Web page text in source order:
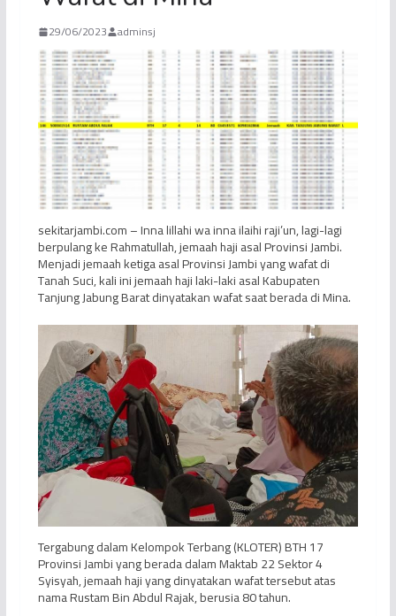
29/06/2023 adminsj
sekitarjambi.com – Inna lillahi wa inna ilaihi raji’un, lagi-lagi
berpulang ke Rahmatullah, jemaah haji asal Provinsi Jambi.
Menjadi jemaah ketiga asal Provinsi Jambi yang wafat di
Tanah Suci, kali ini jemaah haji laki-laki asal Kabupaten
Tanjung Jabung Barat dinyatakan wafat saat berada di Mina.
Tergabung dalam Kelompok Terbang (KLOTER) BTH 17
Provinsi Jambi yang berada dalam Maktab 22 Sektor 4
Syisyah, jemaah haji yang dinyatakan wafat tersebut atas
nama Rustam Bin Abdul Rajak, berusia 80 tahun.